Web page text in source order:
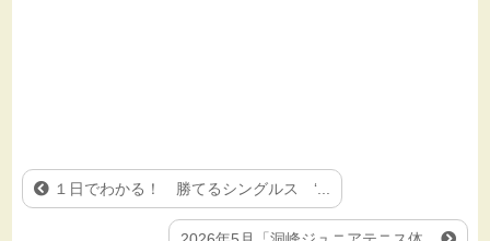
１日でわかる！ 勝てるシングルス ‘...